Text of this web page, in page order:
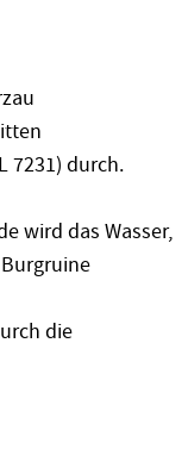
7231) durch.
wird das Wasser,
die